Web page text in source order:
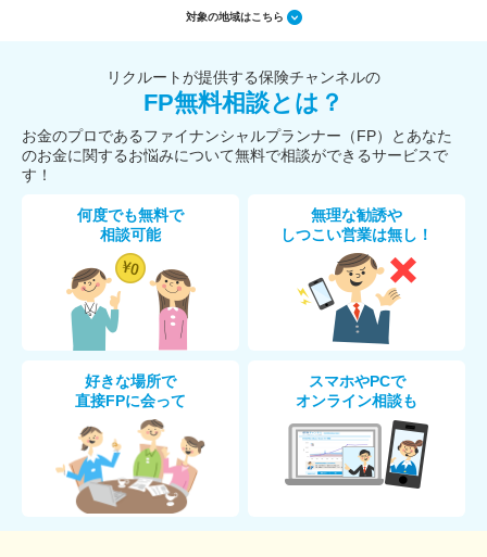
対象の地域はこちら
リクルートが提供する保険チャンネルの
FP無料相談とは？
お金のプロであるファイナンシャルプランナー（FP）とあなた
のお金に関するお悩みについて無料で相談ができるサービスで
す！
何度でも無料で
相談可能
無理な勧誘や
しつこい営業は無し！
好きな場所で
直接FPに会って
スマホやPCで
オンライン相談も